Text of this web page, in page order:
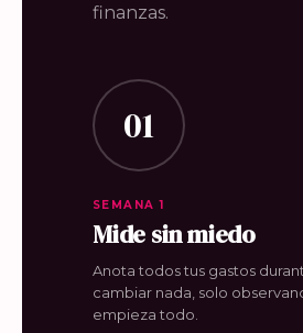
finanzas.
01
SEMANA 1
Mide sin miedo
Anota todos tus gastos
cambiar nada, solo
empieza todo.